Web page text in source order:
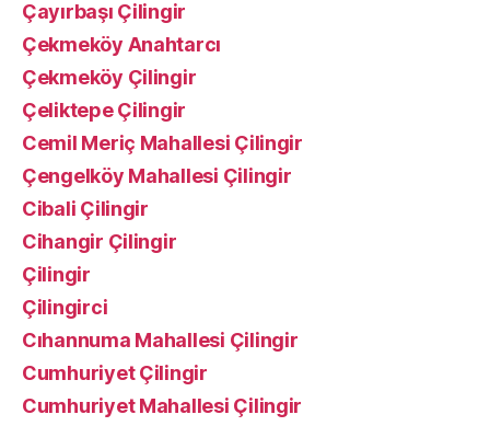
Çayırbaşı Çilingir
Çekmeköy Anahtarcı
Çekmeköy Çilingir
Çeliktepe Çilingir
Cemil Meriç Mahallesi Çilingir
Çengelköy Mahallesi Çilingir
Cibali Çilingir
Cihangir Çilingir
Çilingir
Çilingirci
Cıhannuma Mahallesi Çilingir
Cumhuriyet Çilingir
Cumhuriyet Mahallesi Çilingir